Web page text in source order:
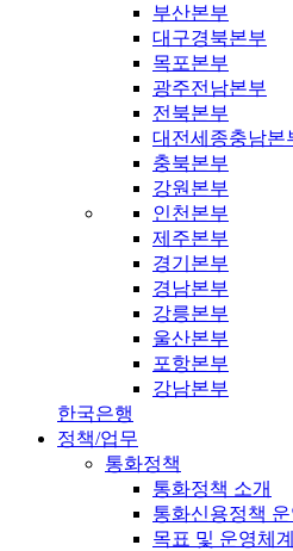
부산본부
대구경북본부
목포본부
광주전남본부
전북본부
대전세종충남본
충북본부
강원본부
인천본부
제주본부
경기본부
경남본부
강릉본부
울산본부
포항본부
강남본부
한국은행
정책/업무
통화정책
통화정책 소개
통화신용정책
목표 및 운영체계